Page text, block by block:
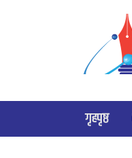
गृहपृष्ठ